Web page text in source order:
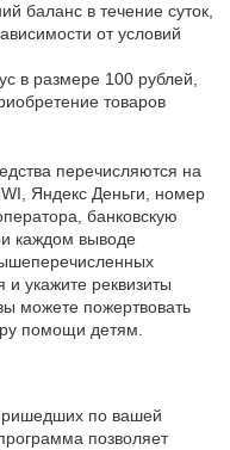
баланс в течение суток,
от условий
в размере 100 рублей,
товаров
перечисляются на
Яндекс Деньги, номер
банковскую
каждом выводе
укажите реквизиты
можете пожертвовать
помощи детям.
по вашей
позволяет